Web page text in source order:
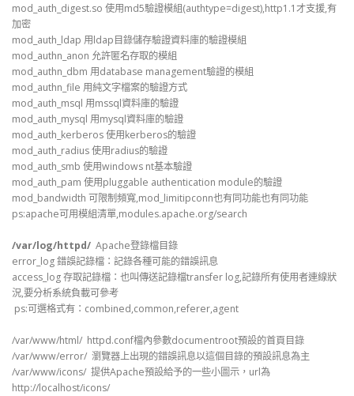
mod_auth_digest.so 使用md5驗證模組(authtype=digest),http1.1才支援,有
加密
mod_auth_ldap 用ldap目錄儲存驗證資料庫的驗證模組
mod_authn_anon 允許匿名存取的模組
mod_authn_dbm 用database management驗證的模組
mod_authn_file 用純文字檔案的驗證方式
mod_auth_msql 用mssql資料庫的驗證
mod_auth_mysql 用mysql資料庫的驗證
mod_auth_kerberos 使用kerberos的驗證
mod_auth_radius 使用radius的驗證
mod_auth_smb 使用windows nt基本驗證
mod_auth_pam 使用pluggable authentication module的驗證
mod_bandwidth 可限制頻寬,mod_limitipconn也有同功能也有同功能
ps:apache可用模組清單,modules.apache.org/search
/var/log/httpd/ Apache登錄檔目錄
error_log 錯誤記錄檔：記錄各種可能的錯誤訊息
access_log 存取記錄檔：也叫傳送記錄檔transfer log,記錄所有使用者連線狀
況,要分析系統負載可參考
ps:可選格式有：combined,common,referer,agent
/var/www/html/ httpd.conf檔內參數documentroot預設的首頁目錄
/var/www/error/ 瀏覽器上出現的錯誤訊息以這個目錄的預設訊息為主
/var/www/icons/ 提供Apache預設給予的一些小圖示，url為
http://localhost/icons/